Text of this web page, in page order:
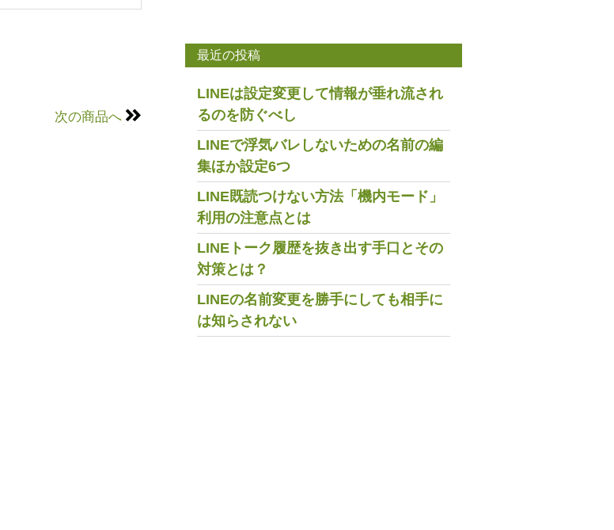
次の商品へ
最近の投稿
LINEは設定変更して情報が垂れ流され
るのを防ぐべし
LINEで浮気バレしないための名前の編
集ほか設定6つ
LINE既読つけない方法「機内モード」
利用の注意点とは
LINEトーク履歴を抜き出す手口とその
対策とは？
LINEの名前変更を勝手にしても相手に
は知らされない